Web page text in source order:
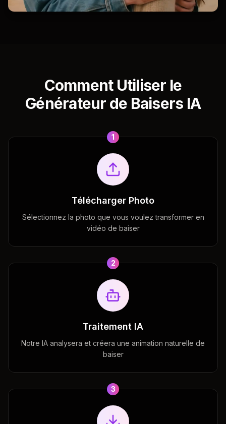
Comment Utiliser le
Générateur de Baisers IA
1
Télécharger Photo
Sélectionnez la photo que vous voulez transformer en
vidéo de baiser
2
Traitement IA
Notre IA analysera et créera une animation naturelle de
baiser
3